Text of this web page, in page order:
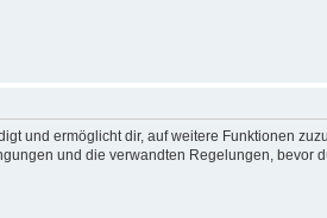
und ermöglicht dir, auf weitere Funktionen
und die verwandten Regelungen, bevor